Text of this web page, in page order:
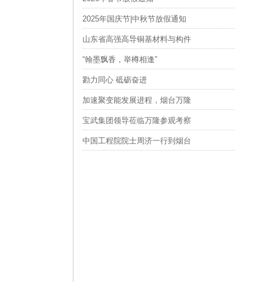
2025年国庆节|中秋节放假通知
山东省高强高导铜基材料与构件
“翰墨飘香，举樽相逢”
勠力同心 砥砺奋进
加速聚变能发展进程，烟台万隆
宝武集团领导莅临万隆参观考察
中国工程院院士周济一行到烟台